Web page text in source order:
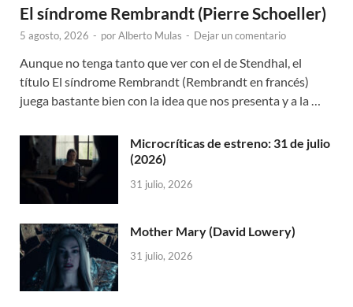
El síndrome Rembrandt (Pierre Schoeller)
5 agosto, 2026 - porAlberto Mulas - Dejar un comentario
Aunque no tenga tanto que ver con el de Stendhal, el
título El síndrome Rembrandt (Rembrandt en francés)
juega bastante bien con la idea que nos presenta y a la …
Microcríticas de estreno: 31 de julio
(2026)
31 julio, 2026
Mother Mary (David Lowery)
31 julio, 2026